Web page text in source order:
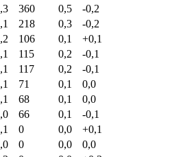
360 0,5
-0,2
218 0,3
-0,2
106 0,1
+0,1
115 0,2
-0,1
117 0,2
-0,1
71 0,1
0,0
68 0,1
0,0
66 0,1
-0,1
0 0,0
+0,1
0 0,0
0,0